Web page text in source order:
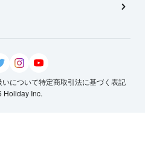
について特定商取引法に基づく表記
Holiday Inc.